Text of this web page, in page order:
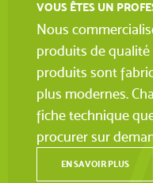
VOUS ÊTES UN
Nous
produits de qualité
produits sont
plus modernes.
fiche technique
procurer sur
EN SAVOIR PLUS